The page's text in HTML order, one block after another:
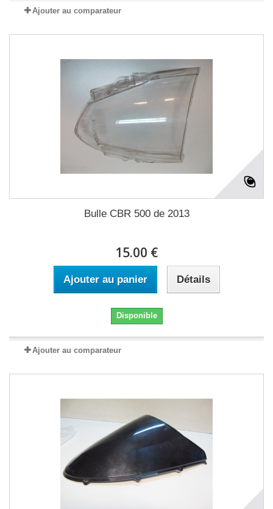
Ajouter au comparateur
Bulle CBR 500 de 2013
15.00 €
Ajouter au panier Détails
Disponible
Ajouter au comparateur